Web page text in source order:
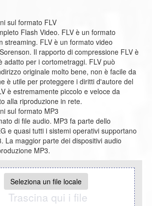
sul formato FLV
Flash Video. FLV è un formato
streaming. FLV è un formato video
Il rapporto di compressione FLV è
adatto per i cortometraggi. FLV può
originale molto bene, non è facile da
è utile per proteggere i diritti d'autore del
è estremamente piccolo e veloce da
alla riproduzione in rete.
sul formato MP3
di file audio. MP3 fa parte dello
e quasi tutti i sistemi operativi supportano
La maggior parte dei dispositivi audio
MP3.
Seleziona un file locale
Trascina qui i file